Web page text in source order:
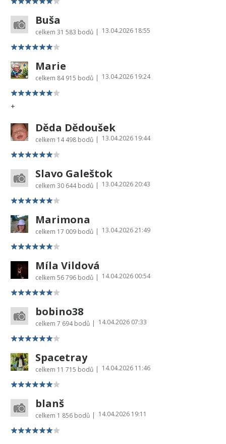
Buša
celkem 31 583 bodů | 13.04.2026 18:55
Marie
celkem 84 915 bodů | 13.04.2026 19:24
+
Děda Dědoušek
celkem 14 498 bodů | 13.04.2026 19:44
Slavo Galeštok
celkem 30 644 bodů | 13.04.2026 20:43
Marimona
celkem 17 009 bodů | 13.04.2026 21:49
Míla Vildová
celkem 56 796 bodů | 14.04.2026 00:54
bobino38
celkem 7 694 bodů | 14.04.2026 07:33
Spacetray
celkem 11 715 bodů | 14.04.2026 11:46
blanš
celkem 1 856 bodů | 14.04.2026 19:11